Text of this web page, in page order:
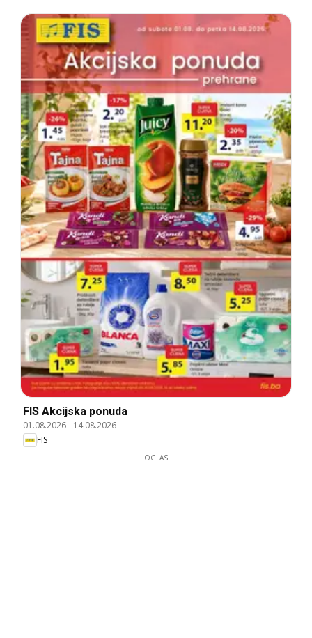
FIS Akcijska ponuda
01.08.2026- 14.08.2026
FIS
OGLAS